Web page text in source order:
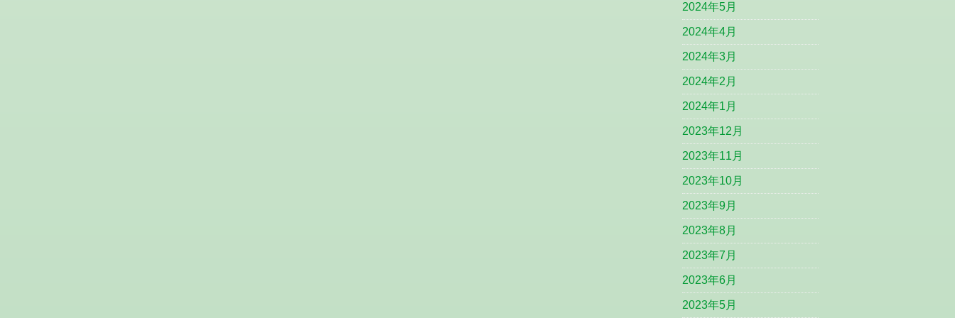
2024年5月
2024年4月
2024年3月
2024年2月
2024年1月
2023年12月
2023年11月
2023年10月
2023年9月
2023年8月
2023年7月
2023年6月
2023年5月